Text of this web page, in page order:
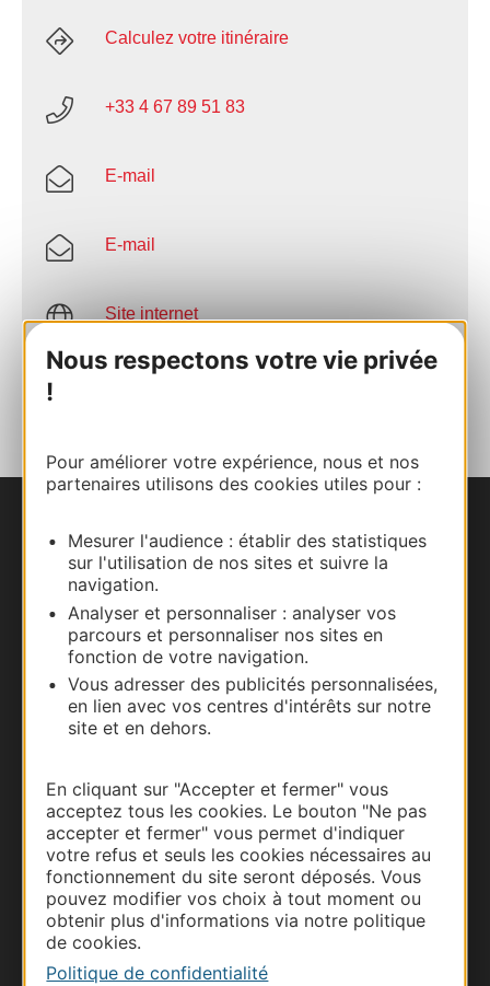
Nous respectons votre vie privée
!
Pour améliorer votre expérience, nous et nos
partenaires utilisons des cookies utiles pour :
Mesurer l'audience : établir des statistiques
sur l'utilisation de nos sites et suivre la
navigation.
Analyser et personnaliser : analyser vos
parcours et personnaliser nos sites en
fonction de votre navigation.
Vous adresser des publicités personnalisées,
en lien avec vos centres d'intérêts sur notre
site et en dehors.
En cliquant sur "Accepter et fermer" vous
acceptez tous les cookies. Le bouton "Ne pas
accepter et fermer" vous permet d'indiquer
votre refus et seuls les cookies nécessaires au
fonctionnement du site seront déposés. Vous
pouvez modifier vos choix à tout moment ou
obtenir plus d'informations via notre politique
de cookies.
Politique de confidentialité
Calculez votre itinéraire
+33 4 67 89 51 83
E-mail
E-mail
Site internet
AJOUTER
Nous contacter
Carte interactive
Documentation
Thermalisme
Business/Mice
Pros d'Occitanie